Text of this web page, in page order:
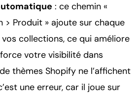
: ce chemin «
> Produit » ajoute sur chaque
collections, ce qui améliore
votre visibilité dans
thèmes Shopify ne l’affichent
une erreur, car il joue sur